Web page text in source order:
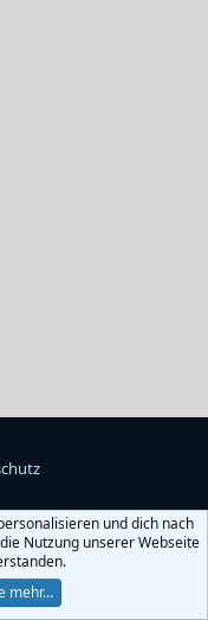
und dich nach
Nutzung unserer Webseite
mehr…